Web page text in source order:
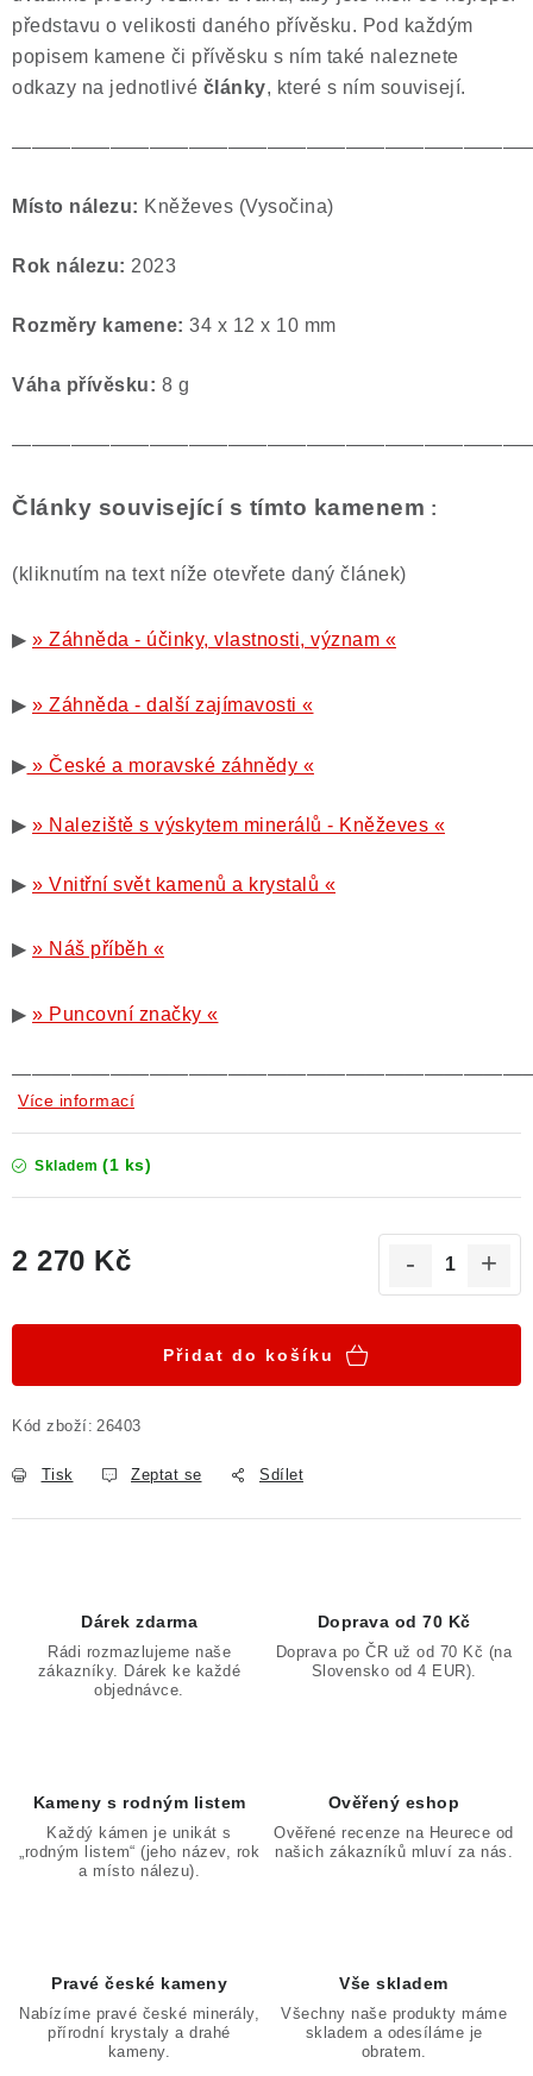
představu o velikosti daného přívěsku. Pod každým
popisem kamene či přívěsku s ním také naleznete
odkazy na jednotlivé články, které s ním souvisejí.
Místo nálezu: Kněževes (Vysočina)
Rok nálezu: 2023
Rozměry kamene: 34 x 12 x 10 mm
Váha přívěsku: 8 g
Články související s tímto kamenem :
(kliknutím na text níže otevřete daný článek)
▶ » Záhněda - účinky, vlastnosti, význam «
▶ » Záhněda - další zajímavosti «
▶ » České a moravské záhnědy «
▶ » Naleziště s výskytem minerálů - Kněževes «
▶ » Vnitřní svět kamenů a krystalů «
▶ » Náš příběh «
▶ » Puncovní značky «
Více informací
Skladem (1 ks)
2 270 Kč
Přidat do košíku
Kód zboží: 26403
Tisk Zeptat se Sdílet
Dárek zdarma
Rádi rozmazlujeme naše
zákazníky. Dárek ke každé
objednávce.
Doprava od 70 Kč
Doprava po ČR už od 70 Kč (na
Slovensko od 4 EUR).
Kameny s rodným listem
Každý kámen je unikát s
„rodným listem“ (jeho název, rok
a místo nálezu).
Ověřený eshop
Ověřené recenze na Heurece od
našich zákazníků mluví za nás.
Pravé české kameny
Nabízíme pravé české minerály,
přírodní krystaly a drahé
kameny.
Vše skladem
Všechny naše produkty máme
skladem a odesíláme je
obratem.